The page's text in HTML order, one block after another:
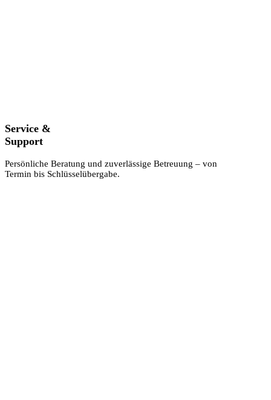
Service &
Support
Persönliche Beratung und zuverlässige Betreuung – von
Termin bis Schlüsselübergabe.